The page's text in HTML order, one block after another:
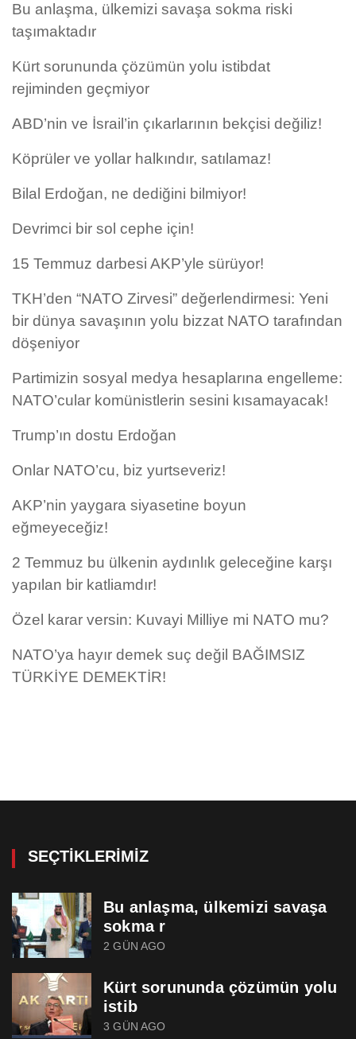
Bu anlaşma, ülkemizi savaşa sokma riski
taşımaktadır
Kürt sorununda çözümün yolu istibdat
rejiminden geçmiyor
ABD’nin ve İsrail’in çıkarlarının bekçisi değiliz!
Köprüler ve yollar halkındır, satılamaz!
Bilal Erdoğan, ne dediğini bilmiyor!
Devrimci bir sol cephe için!
15 Temmuz darbesi AKP’yle sürüyor!
TKH’den “NATO Zirvesi” değerlendirmesi: Yeni
bir dünya savaşının yolu bizzat NATO tarafından
döşeniyor
Partimizin sosyal medya hesaplarına engelleme:
NATO’cular komünistlerin sesini kısamayacak!
Trump’ın dostu Erdoğan
Onlar NATO’cu, biz yurtseveriz!
AKP’nin yaygara siyasetine boyun
eğmeyeceğiz!
2 Temmuz bu ülkenin aydınlık geleceğine karşı
yapılan bir katliamdır!
Özel karar versin: Kuvayi Milliye mi NATO mu?
NATO’ya hayır demek suç değil BAĞIMSIZ
TÜRKİYE DEMEKTİR!
SEÇTIKLERIMIZ
Bu anlaşma, ülkemizi savaşa
sokma r
2 GÜN AGO
Kürt sorununda çözümün yolu
istib
3 GÜN AGO